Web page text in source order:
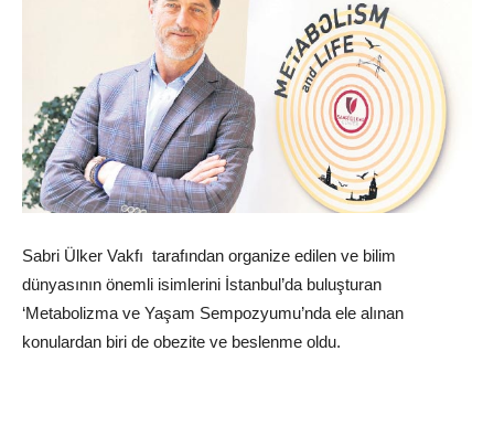
Sabri Ülker Vakfı tarafından organize edilen ve bilim
dünyasının önemli isimlerini İstanbul’da buluşturan
‘Metabolizma ve Yaşam Sempozyumu’nda ele alınan
konulardan biri de obezite ve beslenme oldu.